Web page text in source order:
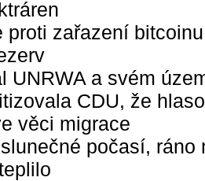
proti zařazení
UNRWA a svém
CDU, že
věci migrace
počasí, ráno